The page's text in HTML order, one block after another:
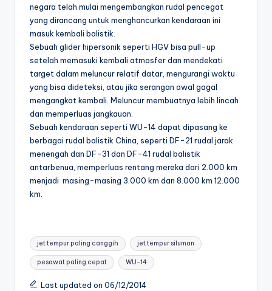
negara telah mulai mengembangkan rudal pencegat
yang dirancang untuk menghancurkan kendaraan ini
masuk kembali balistik.
Sebuah glider hipersonik seperti HGV bisa pull-up
setelah memasuki kembali atmosfer dan mendekati
target dalam meluncur relatif datar, mengurangi waktu
yang bisa dideteksi, atau jika serangan awal gagal
mengangkat kembali. Meluncur membuatnya lebih lincah
dan memperluas jangkauan.
Sebuah kendaraan seperti WU-14 dapat dipasang ke
berbagai rudal balistik China, seperti DF-21 rudal jarak
menengah dan DF-31 dan DF-41 rudal balistik
antarbenua, memperluas rentang mereka dari 2.000 km
menjadi masing-masing 3.000 km dan 8.000 km 12.000
km.
Tags:
jet tempur paling canggih jet tempur siluman
pesawat paling cepat WU-14
Last updated on 06/12/2014